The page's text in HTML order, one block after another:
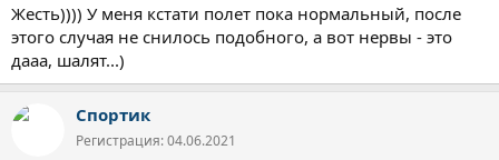
Жесть)))) У меня кстати полет пока нормальный, после
этого случая не снилось подобного, а вот нервы - это
дааа, шалят...)
Спортик
Регистрация: 04.06.2021